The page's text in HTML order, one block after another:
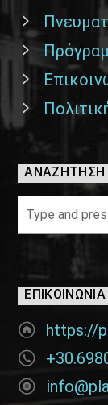
ΑΝΑΖΉΤΗΣΗ
ΕΠΙΚΟΙΝΩΝΊΑ
https://